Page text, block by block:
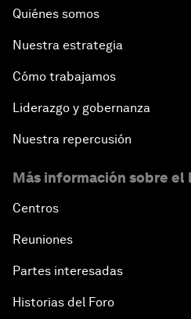
Quiénes somos
Nuestra estrategia
Cómo trabajamos
Liderazgo y gobernanza
Nuestra repercusión
Más información sobre el
Centros
Reuniones
Partes interesadas
Historias del Foro